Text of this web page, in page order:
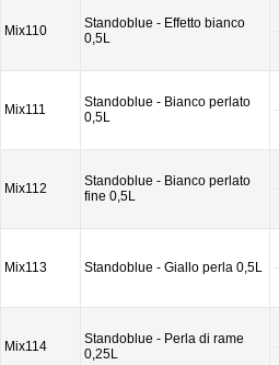
Mix110
Standoblue - Effetto bianco
0,5L
Mix111
Standoblue - Bianco perlato
0,5L
Mix112
Standoblue - Bianco perlato
fine 0,5L
Mix113 Standoblue - Giallo perla 0,5L
Mix114
Standoblue - Perla di rame
0,25L